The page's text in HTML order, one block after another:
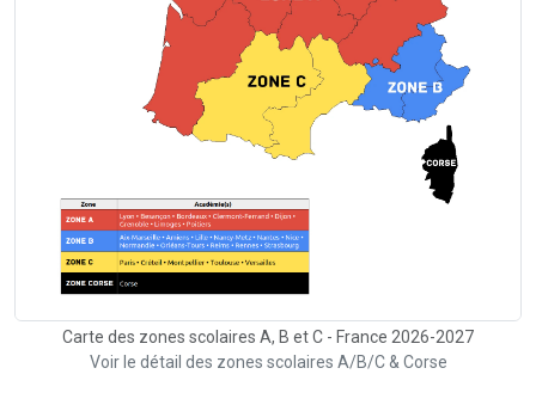
Carte des zones scolaires A, B et C - France 2026-2027
Voir le détail des zones scolaires A/B/C & Corse